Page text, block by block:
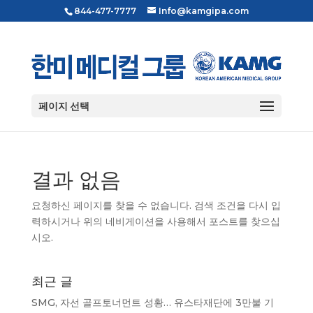
844-477-7777 Info@kamgipa.com
페이지 선택
결과 없음
요청하신 페이지를 찾을 수 없습니다. 검색 조건을 다시 입
력하시거나 위의 네비게이션을 사용해서 포스트를 찾으십
시오.
최근 글
SMG, 자선 골프토너먼트 성황… 유스타재단에 3만불 기